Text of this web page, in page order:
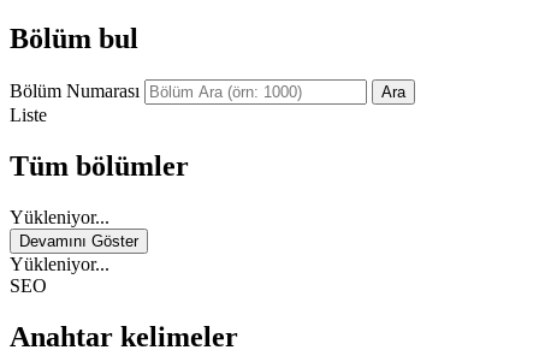
Bölüm bul
Bölüm Numarası Ara
Liste
Tüm bölümler
Yükleniyor...
Devamını Göster
Yükleniyor...
SEO
Anahtar kelimeler